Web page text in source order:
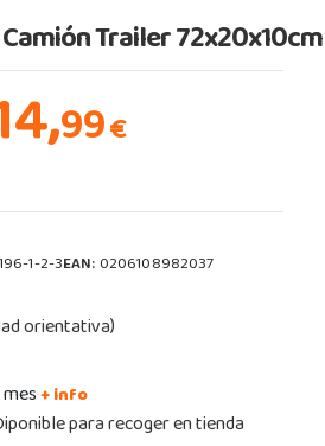
Trailer 72x20x10cm
99€
1-2-3EAN:0206108982037
orientativa)
+ info
para recoger en tienda